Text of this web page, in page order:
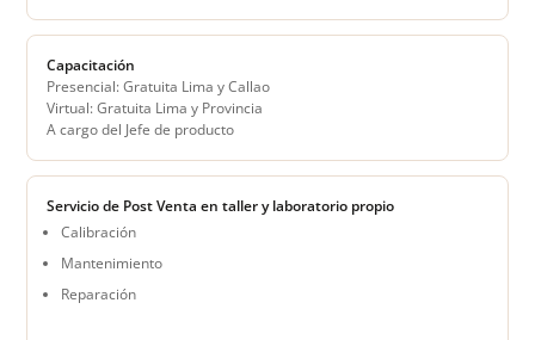
Capacitación
Presencial: Gratuita Lima y Callao
Virtual: Gratuita Lima y Provincia
A cargo del Jefe de producto
Servicio de Post Venta en taller y laboratorio propio
Calibración
Mantenimiento
Reparación